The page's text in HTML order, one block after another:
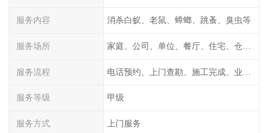
服务内容 消杀白蚁、老鼠、蟑螂、跳蚤、臭虫等
服务场所
服务流程
服务等级 甲级
服务方式 上门服务